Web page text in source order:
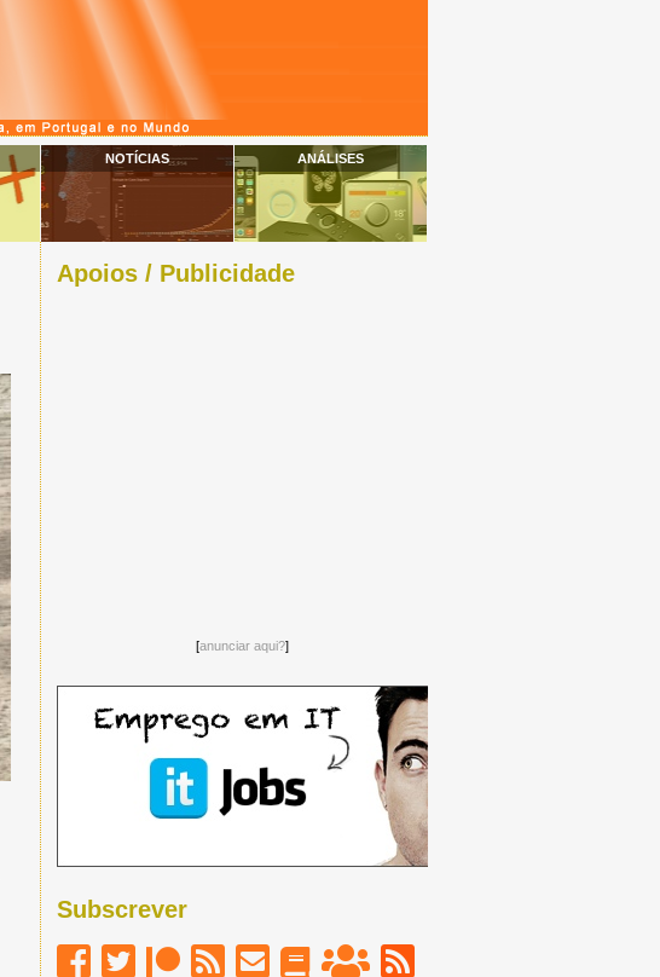
NOTÍCIAS ANÁLISES
Apoios / Publicidade
[anunciar aqui?]
Subscrever